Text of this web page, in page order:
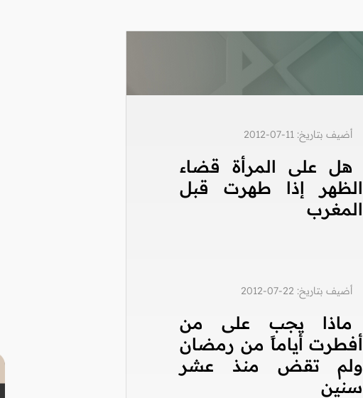
أضيف بتاريخ: 11-07-2012
هل على المرأة قضاء
الظهر إذا طهرت قبل
المغرب
أضيف بتاريخ: 22-07-2012
ماذا يجب على من
أفطرت أياماً من رمضان
ولم تقض منذ عشر
سنين